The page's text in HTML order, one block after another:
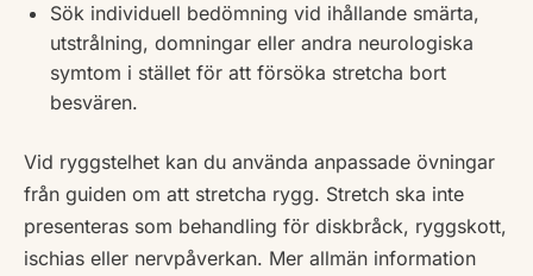
Sök individuell bedömning vid ihållande smärta,
utstrålning, domningar eller andra neurologiska
symtom i stället för att försöka stretcha bort
besvären.
Vid ryggstelhet kan du använda anpassade övningar
från guiden om att stretcha rygg. Stretch ska inte
presenteras som behandling för diskbråck, ryggskott,
ischias eller nervpåverkan. Mer allmän information